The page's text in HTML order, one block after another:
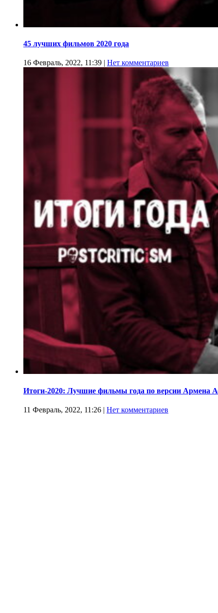
45 лучших фильмов 2020 года
16 Февраль, 2022, 11:39 Нет комментариев
Итоги-2020: Лучшие фильмы года по версии Армена
11 Февраль, 2022, 11:26 | Нет комментариев